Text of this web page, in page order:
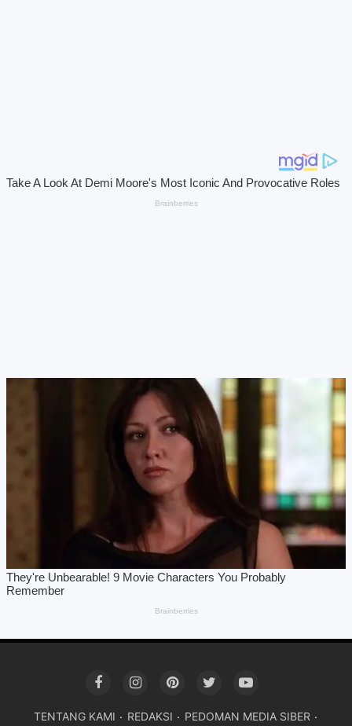
TENTANG KAMI REDAKSI PEDOMAN MEDIA SIBER